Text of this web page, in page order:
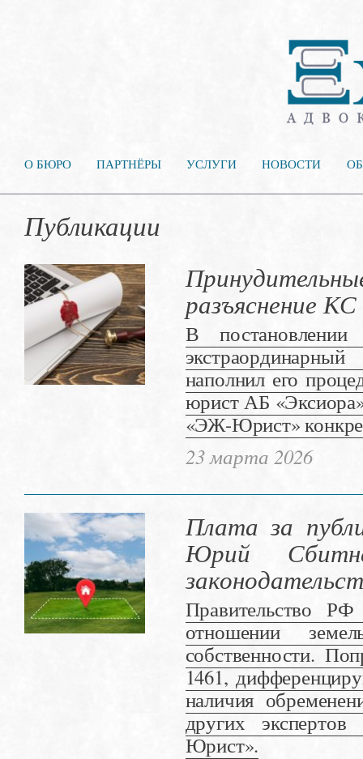
О БЮРО ПАРТНЁРЫ УСЛУГИ НОВОСТИ
Публикации
разъяснение
В
наполнил его
юрист АБ
«ЭЖ-Юрист»
23 марта 2026
Плата за
Юрий
Правительство
отношении
собственности.
1461,
наличия
других
Юрист».